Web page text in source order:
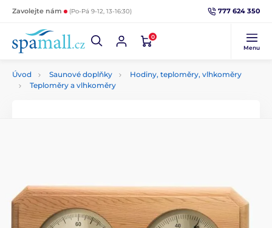
Zavolejte nám (Po-Pá 9-12, 13-16:30) 777 624 350
0
Menu
Úvod Saunové doplňky
Hodiny, teploměry, vlhkoměry
Teploměry a vlhkoměry